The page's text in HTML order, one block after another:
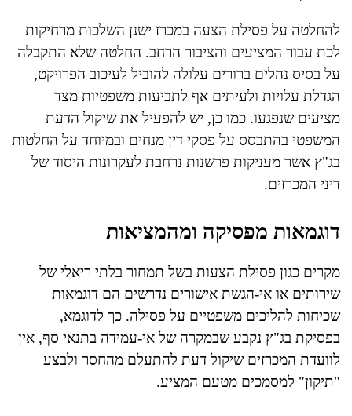
להחלטה על פסילת הצעה במכרז ישנן השלכות מרחיקות
לכת עבור המציעים והציבור הרחב. החלטה שלא התקבלה
על בסיס נהלים ברורים עלולה להוביל לעיכוב הפרויקט,
הגדלת עלויות ולעיתים אף לתביעות משפטיות מצד
מציעים שנפגעו. כמו כן, יש להפעיל את שיקול הדעת
המשפטי בהתבסס על פסקי דין מנחים ובמיוחד על החלטות
בג"ץ אשר מעניקות פרשנות נרחבת לעקרונות היסוד של
דיני המכרזים.
דוגמאות מפסיקה ומהמציאות
מקרים כגון פסילת הצעות בשל תמחור בלתי ריאלי של
שירותים או אי-הגשת אישורים נדרשים הם דוגמאות
שכיחות להליכים משפטיים על פסילה. כך לדוגמא,
בפסיקת בג"ץ נקבע שבמקרה של אי-עמידה בתנאי סף, אין
לוועדת המכרזים שיקול דעת להתעלם מהחסר ולבצע
"תיקון" למסמכים מטעם המציע.